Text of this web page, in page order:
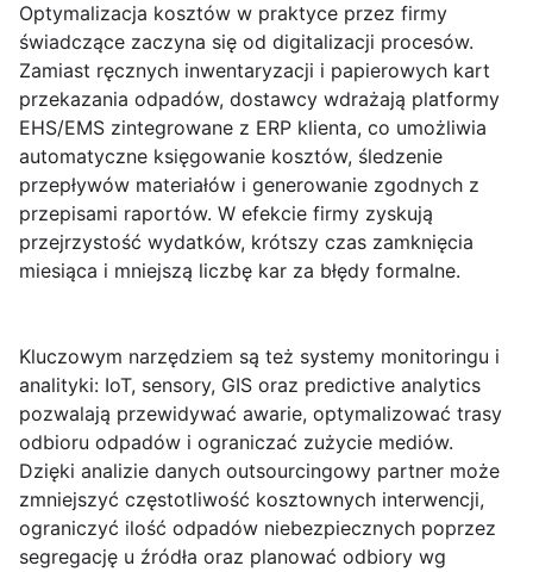
Optymalizacja kosztów w praktyce przez firmy
świadczące zaczyna się od digitalizacji procesów.
Zamiast ręcznych inwentaryzacji i papierowych kart
przekazania odpadów, dostawcy wdrażają platformy
EHS/EMS zintegrowane z ERP klienta, co umożliwia
automatyczne księgowanie kosztów, śledzenie
przepływów materiałów i generowanie zgodnych z
przepisami raportów. W efekcie firmy zyskują
przejrzystość wydatków, krótszy czas zamknięcia
miesiąca i mniejszą liczbę kar za błędy formalne.
Kluczowym narzędziem są też systemy monitoringu i
analityki: IoT, sensory, GIS oraz predictive analytics
pozwalają przewidywać awarie, optymalizować trasy
odbioru odpadów i ograniczać zużycie mediów.
Dzięki analizie danych outsourcingowy partner może
zmniejszyć częstotliwość kosztownych interwencji,
ograniczyć ilość odpadów niebezpiecznych poprzez
segregację u źródła oraz planować odbiory wg